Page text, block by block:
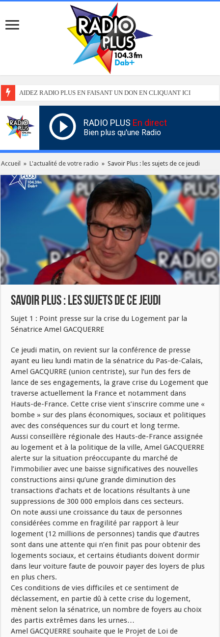
AIDEZ RADIO PLUS EN FAISANT UN DON EN CLIQUANT ICI
RADIO PLUS En direct
Bien plus qu'une Radio
Accueil » L'actualité de votre radio » Savoir Plus : les sujets de ce jeudi
Savoir Plus : les sujets de ce jeudi
Sujet 1 : Point presse sur la crise du Logement par la
Sénatrice Amel GACQUERRE
Ce jeudi matin, on revient sur la conférence de presse
ayant eu lieu lundi matin de la sénatrice du Pas-de-Calais,
Amel GACQURRE (union centriste), sur l’un des fers de
lance de ses engagements, la grave crise du Logement que
traverse actuellement la France et notamment dans
Hauts-de-France. Cette crise vient s’inscrire comme une «
bombe » sur des plans économiques, sociaux et politiques
avec des conséquences sur du court et long terme.
Aussi conseillère régionale des Hauts-de-France assignée
au logement et à la politique de la ville, Amel GACQUERRE
alerte sur la situation préoccupante du marché de
l’immobilier avec une baisse significatives des nouvelles
constructions ainsi qu’une grande diminution des
transactions d’achats et de locations résultants à une
suppressions de 300 000 emplois dans ces secteurs.
On note aussi une croissance du taux de personnes
considérées comme en fragilité par rapport à leur
logement (12 millions de personnes) tandis que d’autres
sont dans une attente qui n’en finit pas pour obtenir des
logements sociaux, et certains étudiants doivent dormir
dans leur voiture faute de pouvoir payer des loyers de plus
en plus chers.
Ces conditions de vies difficiles et ce sentiment de
déclassement, en partie dû à cette crise du logement,
mènent selon la sénatrice, un nombre de foyers au choix
des partis extrêmes dans les urnes…
Amel GACQUERRE souhaite que le Projet de Loi de